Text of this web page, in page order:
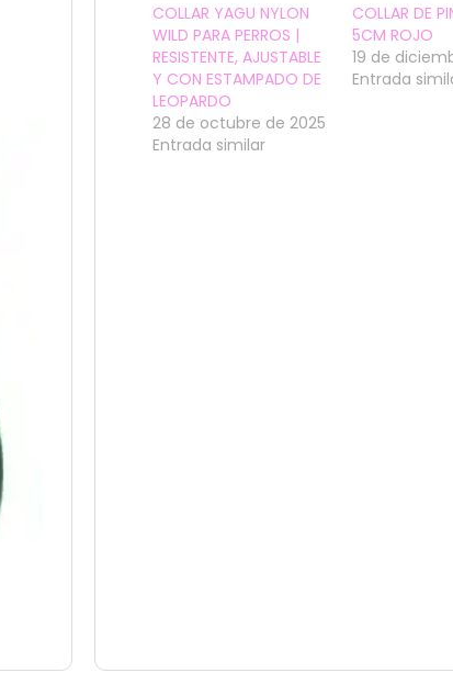
COLLAR YAGU NYLON
WILD PARA PERROS |
RESISTENTE, AJUSTABLE
Y CON ESTAMPADO DE
LEOPARDO
28 de octubre de 2025
Entrada similar
COLLAR DE
5CM ROJO
19 de
Entrada